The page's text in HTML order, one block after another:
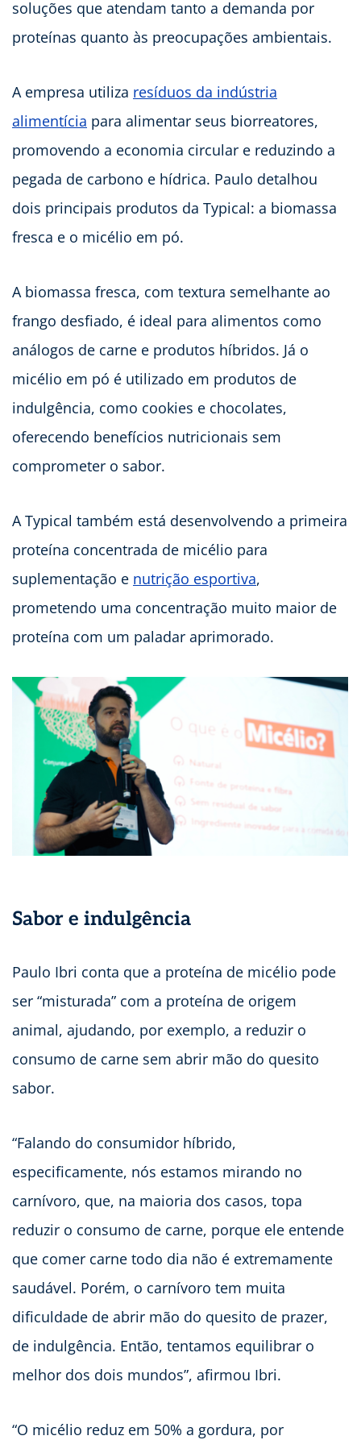
soluções que atendam tanto a demanda por
proteínas quanto às preocupações ambientais.
A empresa utiliza resíduos da indústria
alimentícia para alimentar seus biorreatores,
promovendo a economia circular e reduzindo a
pegada de carbono e hídrica. Paulo detalhou
dois principais produtos da Typical: a biomassa
fresca e o micélio em pó.
A biomassa fresca, com textura semelhante ao
frango desfiado, é ideal para alimentos como
análogos de carne e produtos híbridos. Já o
micélio em pó é utilizado em produtos de
indulgência, como cookies e chocolates,
oferecendo benefícios nutricionais sem
comprometer o sabor.
A Typical também está desenvolvendo a primeira
proteína concentrada de micélio para
suplementação e nutrição esportiva,
prometendo uma concentração muito maior de
proteína com um paladar aprimorado.
Sabor e indulgência
Paulo Ibri conta que a proteína de micélio pode
ser “misturada” com a proteína de origem
animal, ajudando, por exemplo, a reduzir o
consumo de carne sem abrir mão do quesito
sabor.
“Falando do consumidor híbrido,
especificamente, nós estamos mirando no
carnívoro, que, na maioria dos casos, topa
reduzir o consumo de carne, porque ele entende
que comer carne todo dia não é extremamente
saudável. Porém, o carnívoro tem muita
dificuldade de abrir mão do quesito de prazer,
de indulgência. Então, tentamos equilibrar o
melhor dos dois mundos”, afirmou Ibri.
“O micélio reduz em 50% a gordura, por